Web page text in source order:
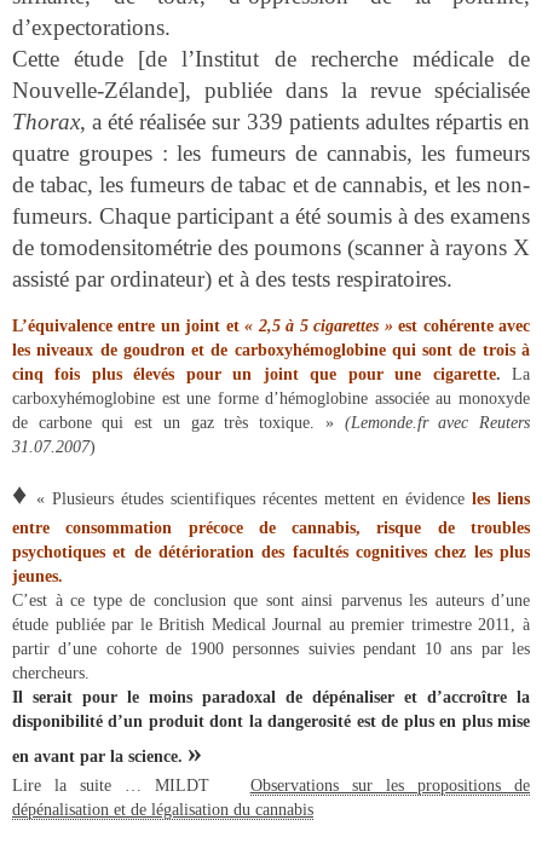
d’expectorations.
Cette étude [de l’Institut de recherche médicale de
Nouvelle-Zélande], publiée dans la revue spécialisée
Thorax, a été réalisée sur 339 patients adultes répartis en
quatre groupes : les fumeurs de cannabis, les fumeurs
de tabac, les fumeurs de tabac et de cannabis, et les non-
fumeurs. Chaque participant a été soumis à des examens
de tomodensitométrie des poumons (scanner à rayons X
assisté par ordinateur) et à des tests respiratoires.
L’équivalence entre un joint et« 2,5 à 5 cigarettes »est cohérente avec
les niveaux de goudron et de carboxyhémoglobine qui sont de trois à
cinq fois plus élevés pour un joint que pour une cigarette. La
carboxyhémoglobine est une forme d’hémoglobine associée au monoxyde
de carbone qui est un gaz très toxique. » (Lemonde.fr avec Reuters
31.07.2007)
♦ « Plusieurs études scientifiques récentes mettent en évidence les liens
entre consommation précoce de cannabis, risque de troubles
psychotiques et de détérioration des facultés cognitives chez les plus
jeunes.
C’est à ce type de conclusion que sont ainsi parvenus les auteurs d’une
étude publiée par le British Medical Journal au premier trimestre 2011, à
partir d’une cohorte de 1900 personnes suivies pendant 10 ans par les
chercheurs.
Il serait pour le moins paradoxal de dépénaliser et d’accroître la
disponibilité d’un produit dont la dangerosité est de plus en plus mise
en avant par la science. »
Lire la suite … MILDT Observations sur les propositions de
dépénalisation et de légalisation du cannabis